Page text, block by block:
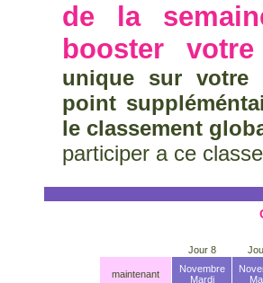
de la
booster
unique sur votre
point
le classement
participer a ce
Jour 8
maintenant
Novembre
Mardi